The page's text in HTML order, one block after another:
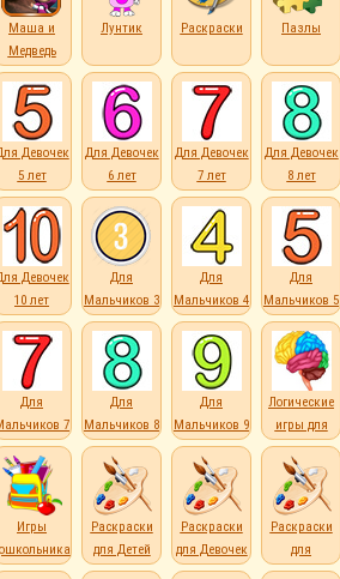
Маша и
Медведь
Лунтик Раскраски Пазлы
Девочек
5 лет
Для Девочек
6 лет
Для Девочек
7 лет
Для Девочек
8 лет
Девочек
10 лет
Для
Мальчиков 3
лет
Для
Мальчиков 4
лет
Для
Мальчиков 5
лет
Для
7
лет
Для
Мальчиков 8
лет
Для
Мальчиков 9
лет
Логические
игры для
детей
Игры
Раскраски
для Детей
Раскраски
для Девочек
Раскраски
для
Мальчиков